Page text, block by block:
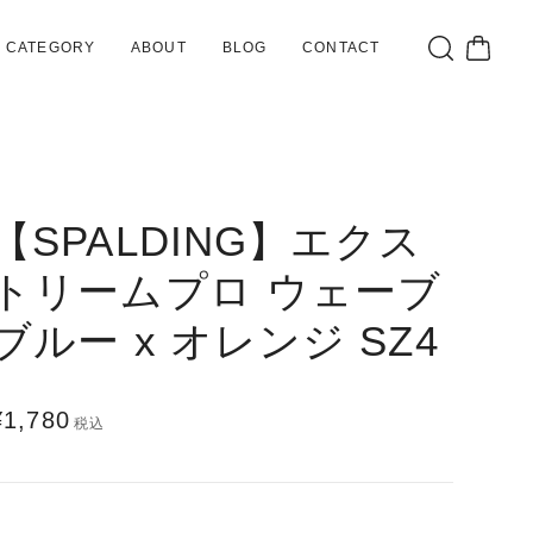
CATEGORY ABOUT BLOG CONTACT
SPALDING】エクス
リームプロ ウェーブ
ルー x オレンジ SZ4
税込